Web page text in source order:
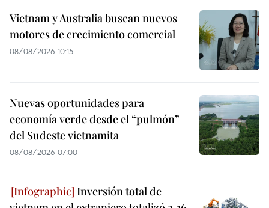
Vietnam y Australia buscan nuevos
motores de crecimiento comercial
08/08/2026 10:15
Nuevas oportunidades para
economía verde desde el “pulmón”
del Sudeste vietnamita
08/08/2026 07:00
Inversión total de